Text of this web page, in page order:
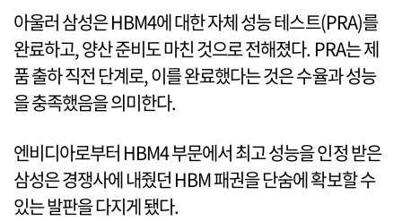
아울러 삼성은 HBM4에 대한 자체 성능 테스트(PRA)를
완료하고, 양산 준비도 마친 것으로 전해졌다. PRA는 제
품 출하 직전 단계로, 이를 완료했다는 것은 수율과 성능
을 충족했음을 의미한다.
엔비디아로부터 HBM4 부문에서 최고 성능을 인정 받은
삼성은 경쟁사에 내줬던 HBM 패권을 단숨에 확보할 수
있는 발판을 다지게 됐다.